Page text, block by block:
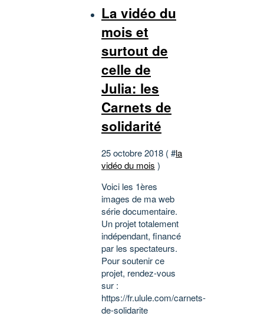
La vidéo du
mois et
surtout de
celle de
Julia: les
Carnets de
solidarité
25 octobre 2018 ( #la
vidéo du mois )
Voici les 1ères
images de ma web
série documentaire.
Un projet totalement
indépendant, financé
par les spectateurs.
Pour soutenir ce
projet, rendez-vous
sur :
https://fr.ulule.com/carnets-
de-solidarite